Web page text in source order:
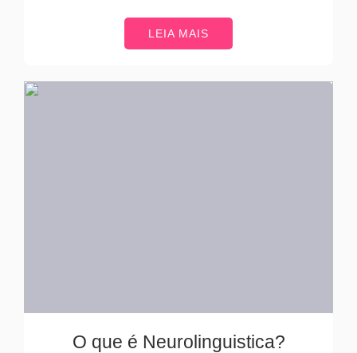
LEIA MAIS
O que é Neurolinguistica?